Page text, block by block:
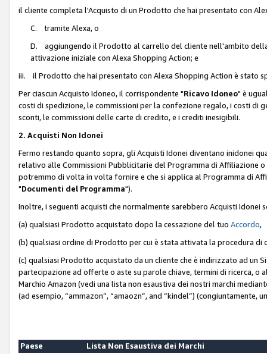
il cliente completa l'Acquisto di un Prodotto che hai presentato con
C. tramite Alexa, o
D. aggiungendo il Prodotto al carrello del cliente nell'ambito
attivazione iniziale con Alexa Shopping Action; e
iii. il Prodotto che hai presentato con Alexa Shopping Action è stato
Per ciascun Acquisto Idoneo, il corrispondente "Ricavo Idoneo" è
costi di spedizione, le commissioni per la confezione regalo, i costi di
sconti, le commissioni delle carte di credito, e i crediti inesigibili.
2. Acquisti Non Idonei
Fermo restando quanto sopra, gli Acquisti Idonei diventano inidonei
relativo alle Commissioni Pubblicitarie del Programma di Affiliazione
potremmo di volta in volta fornire e che si applica al Programma di
"Documenti del Programma").
Inoltre, i seguenti acquisti che normalmente sarebbero Acquisti
(a) qualsiasi Prodotto acquistato dopo la cessazione del tuo Accordo,
(b) qualsiasi ordine di Prodotto per cui è stata attivata la procedura di
(c) qualsiasi Prodotto acquistato da un cliente che è indirizzato ad un
partecipazione ad offerte o aste su parole chiave, termini di ricerca,
Marchio Amazon (vedi una lista non esaustiva dei nostri marchi
(ad esempio, “ammazon”, “amaozn”, and “kindel”) (congiuntamente,
Paese
Lista Non Esaustiva dei Marchi